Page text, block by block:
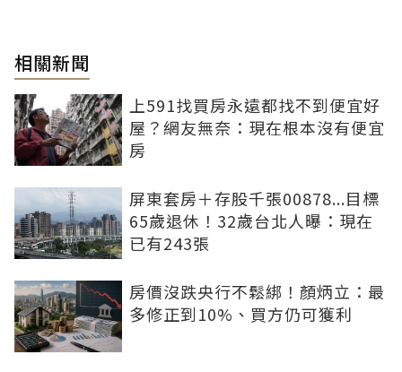
相關新聞
上591找買房永遠都找不到便宜好
屋？網友無奈：現在根本沒有便宜
房
屏東套房＋存股千張00878...目標
65歲退休！32歲台北人曝：現在
已有243張
房價沒跌央行不鬆綁！顏炳立：最
多修正到10%、買方仍可獲利